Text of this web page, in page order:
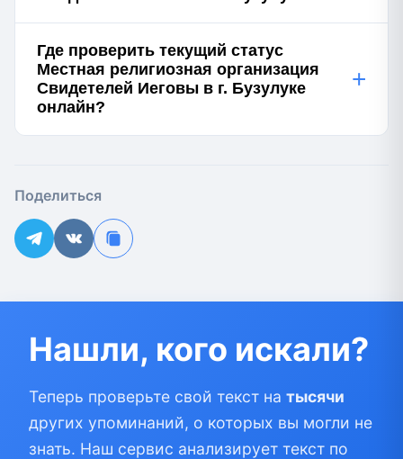
Где проверить текущий статус
Местная религиозная организация
Свидетелей Иеговы в г. Бузулуке
онлайн?
+
Поделиться
Нашли, кого искали?
Теперь проверьте свой текст на тысячи
других упоминаний, о которых вы могли не
знать. Наш сервис анализирует текст по